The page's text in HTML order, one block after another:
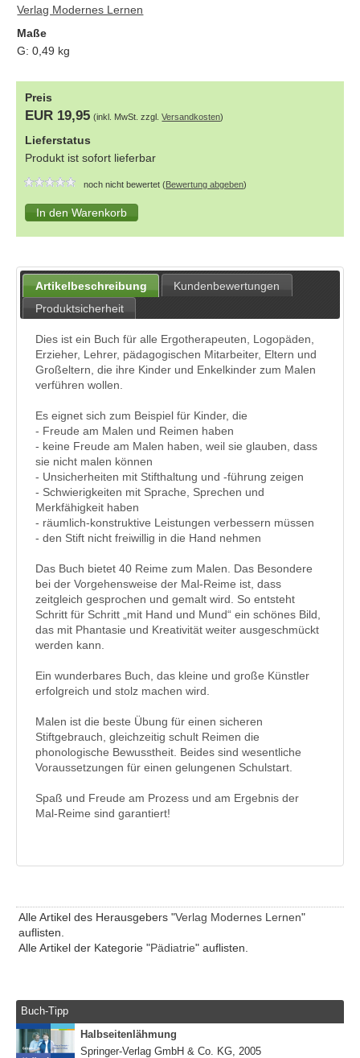
Verlag Modernes Lernen
Maße
G:0,49 kg
Preis
EUR 19,95 (inkl. MwSt. zzgl.Versandkosten)
Lieferstatus
Produkt ist sofort lieferbar
noch nicht bewertet (Bewertung abgeben)
Artikelbeschreibung
Kundenbewertungen
Produktsicherheit
Dies ist ein Buch für alle Ergotherapeuten, Logopäden,
Erzieher, Lehrer, pädagogischen Mitarbeiter, Eltern und
Großeltern, die ihre Kinder und Enkelkinder zum Malen
verführen wollen.
Es eignet sich zum Beispiel für Kinder, die
- Freude am Malen und Reimen haben
- keine Freude am Malen haben, weil sie glauben, dass
sie nicht malen können
- Unsicherheiten mit Stifthaltung und -führung zeigen
- Schwierigkeiten mit Sprache, Sprechen und
Merkfähigkeit haben
- räumlich-konstruktive Leistungen verbessern müssen
- den Stift nicht freiwillig in die Hand nehmen
Das Buch bietet 40 Reime zum Malen. Das Besondere
bei der Vorgehensweise der Mal-Reime ist, dass
zeitgleich gesprochen und gemalt wird. So entsteht
Schritt für Schritt „mit Hand und Mund“ ein schönes Bild,
das mit Phantasie und Kreativität weiter ausgeschmückt
werden kann.
Ein wunderbares Buch, das kleine und große Künstler
erfolgreich und stolz machen wird.
Malen ist die beste Übung für einen sicheren
Stiftgebrauch, gleichzeitig schult Reimen die
phonologische Bewusstheit. Beides sind wesentliche
Voraussetzungen für einen gelungenen Schulstart.
Spaß und Freude am Prozess und am Ergebnis der
Mal-Reime sind garantiert!
Alle Artikel des Herausgebers "Verlag Modernes Lernen"
auflisten.
Alle Artikel der Kategorie "Pädiatrie" auflisten.
Buch-Tipp
Halbseitenlähmung
Springer-Verlag GmbH & Co. KG, 2005